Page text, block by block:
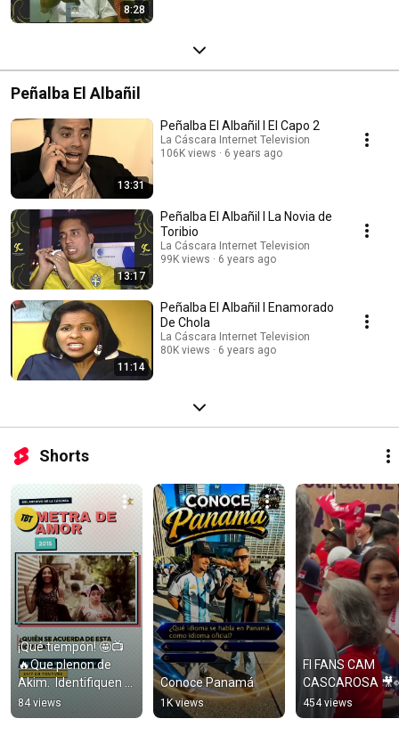
8:28
Peñalba El Albañil
13:31
Peñalba El Albañil I El Capo 2
La Cáscara Internet Television
106K views
6 years ago
13:17
Peñalba El Albañil I La Novia de
Toribio
La Cáscara Internet Television
99K views
6 years ago
11:14
Peñalba El Albañil I Enamorado
De Chola
La Cáscara Internet Television
80K views
6 years ago
Shorts
¡Qué tiempón! 🤩📺
🔥Que plenon de
Akim.  Identifiquen
las fichas que
actuaron en Metra
84 views
Conoce Panamá
1K views
FI FANS CAM
CASCAROSA
454 views